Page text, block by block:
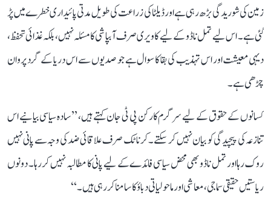
زمین کی شوریدگی بڑھ رہی ہے اور ڈیلٹا کی زراعت کی طویل مدتی پائیداری خطرے میں پڑ
گئی ہے۔ اس لیے تمل ناڈو کے لیے کاویری صرف آبپاشی کا مسئلہ نہیں، بلکہ غذائی تحفظ،
دیہی معیشت اور اس تہذیب کی بقا کا سوال ہے جو صدیوں سے اس دریا کے گرد پروان
چڑھی ہے۔
کسانوں کے حقوق کے لیے سرگرم کارکن پی ٹی جان کہتے ہیں، ’’سادہ سیاسی بیانیے اس
تنازعہ کی پیچیدگی کو بیان نہیں کر سکتے۔ کرناٹک صرف علاقائی ضد کی وجہ سے پانی نہیں
روک رہا اور تمل ناڈو بھی محض سیاسی فائدے کے لیے پانی کا مطالبہ نہیں کر رہا۔ دونوں
ریاستیں حقیقی سماجی، معاشی اور ماحولیاتی دباؤ کا سامنا کر رہی ہیں۔‘‘